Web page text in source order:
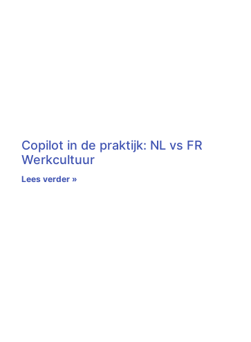
Copilot in de praktijk: NL vs FR
Werkcultuur
Lees verder »